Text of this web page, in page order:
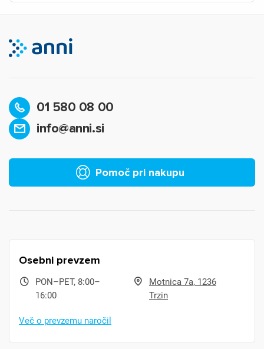
01 580 08 00
info@anni.si
Pomoč pri nakupu
Osebni prevzem
PON–PET, 8:00–
16:00
Motnica 7a, 1236
Trzin
Več o prevzemu naročil
Prijava
Za dodajanje na seznam želja morate biti prijavljeni.